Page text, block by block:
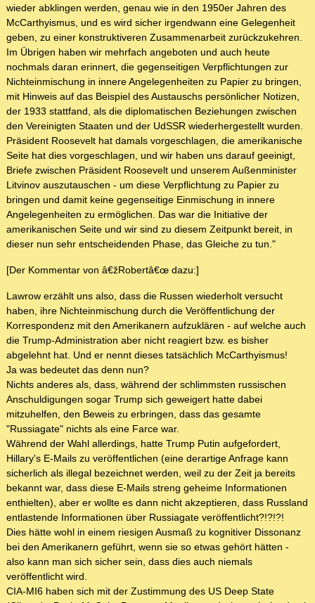
wieder abklingen werden, genau wie in den 1950er Jahren des
McCarthyismus, und es wird sicher irgendwann eine Gelegenheit
geben, zu einer konstruktiveren Zusammenarbeit zurückzukehren.
Im Übrigen haben wir mehrfach angeboten und auch heute
nochmals daran erinnert, die gegenseitigen Verpflichtungen zur
Nichteinmischung in innere Angelegenheiten zu Papier zu bringen,
mit Hinweis auf das Beispiel des Austauschs persönlicher Notizen,
der 1933 stattfand, als die diplomatischen Beziehungen zwischen
den Vereinigten Staaten und der UdSSR wiederhergestellt wurden.
Präsident Roosevelt hat damals vorgeschlagen, die amerikanische
Seite hat dies vorgeschlagen, und wir haben uns darauf geeinigt,
Briefe zwischen Präsident Roosevelt und unserem Außenminister
Litvinov auszutauschen - um diese Verpflichtung zu Papier zu
bringen und damit keine gegenseitige Einmischung in innere
Angelegenheiten zu ermöglichen. Das war die Initiative der
amerikanischen Seite und wir sind zu diesem Zeitpunkt bereit, in
dieser nun sehr entscheidenden Phase, das Gleiche zu tun."
[Der Kommentar von â€žRobertâ€œ dazu:]
Lawrow erzählt uns also, dass die Russen wiederholt versucht
haben, ihre Nichteinmischung durch die Veröffentlichung der
Korrespondenz mit den Amerikanern aufzuklären - auf welche auch
die Trump-Administration aber nicht reagiert bzw. es bisher
abgelehnt hat. Und er nennt dieses tatsächlich McCarthyismus!
Ja was bedeutet das denn nun?
Nichts anderes als, dass, während der schlimmsten russischen
Anschuldigungen sogar Trump sich geweigert hatte dabei
mitzuhelfen, den Beweis zu erbringen, dass das gesamte
"Russiagate" nichts als eine Farce war.
Während der Wahl allerdings, hatte Trump Putin aufgefordert,
Hillary's E-Mails zu veröffentlichen (eine derartige Anfrage kann
sicherlich als illegal bezeichnet werden, weil zu der Zeit ja bereits
bekannt war, dass diese E-Mails streng geheime Informationen
enthielten), aber er wollte es dann nicht akzeptieren, dass Russland
entlastende Informationen über Russiagate veröffentlicht?!?!?!
Dies hätte wohl in einem riesigen Ausmaß zu kognitiver Dissonanz
bei den Amerikanern geführt, wenn sie so etwas gehört hätten -
also kann man sich sicher sein, dass dies auch niemals
veröffentlicht wird.
CIA-MI6 haben sich mit der Zustimmung des US Deep State